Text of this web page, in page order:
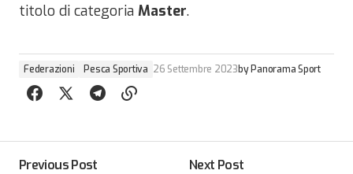
titolo di categoria Master.
Federazioni Pesca Sportiva 26 Settembre 2023by Panorama Sport
Previous Post
Next Post